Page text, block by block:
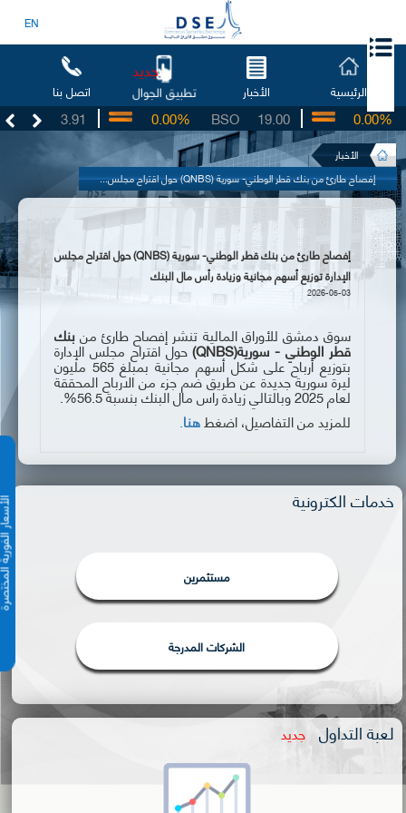
EN
الرئيسية الأخبار تطبيق الجوال
جديد
اتصل بنا
3.91
UG 19.00
BSO
0.00% 0.00%
الأخبار
إفصاح طارئ من بنك قطر الوطني- سورية (QNBS) حول اقتراح مجلس...
الأسعار
إفصاح طارئ من بنك قطر الوطني- سورية (QNBS) حول اقتراح مجلس
الإدارة توزيع أسهم مجانية وزيادة رأس مال البنك
2026-05-03
سوق دمشق للأوراق المالية تنشر إفصاح طارئ منبنك
قطر الوطني - سورية(QNBS
)حول اقتراح مجلس الإدارة
بتوزيع أرباح على شكل أسهم مجانية بمبلغ 565 مليون
ليرة سورية جديدة عن طريق ضم جزء من الارباح المحققة
لعام 2025 وبالتالي زيادة راس مال البنك بنسبة 56.5%.
للمزيد من التفاصيل، اضغطهنا.
خدمات الكترونية
مستثمرين
الشركات المدرجة
لعبة التداول جديد